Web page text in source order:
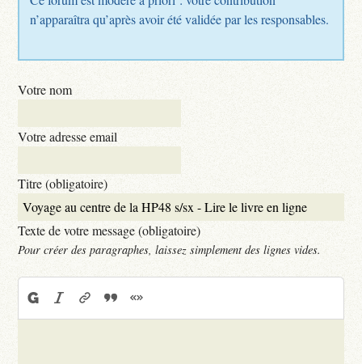
n’apparaîtra qu’après avoir été validée par les responsables.
Votre nom
Votre adresse email
Titre (obligatoire)
Texte de votre message (obligatoire)
Pour créer des paragraphes, laissez simplement des lignes vides.